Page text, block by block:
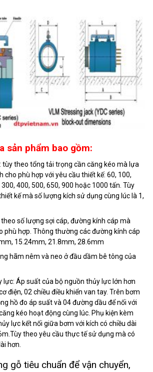
sản phẩm bao gồm:
tùy theo tổng tải trọng cần căng kéo mà lựa
cho phù hợp với yêu cầu thiết kế: 60, 100,
300, 400, 500, 650, 900 hoặc 1000 tấn. Tùy
kế mà số lượng kích sử dụng cùng lúc là 1,
theo số lượng sợi cáp, đường kính cáp mà
phù hợp. Thông thường các đường kính cáp
15.24mm, 21.8mm, 28.6mm
hãm nêm và neo ở đầu dầm bê tông của
lực: Áp suất của bộ nguồn thủy lực lớn hơn
điện, 02 chiều điều khiển van tay. Trên bơm
hồ đo áp suất và 04 đường dầu để nối với
kéo hoạt động cùng lúc. Phụ kiện kèm
lực kết nối giữa bơm với kích có chiều dài
theo yêu cầu thực tế sử dụng mà có
hơn.
gỗ tiêu chuẩn để vận chuyển,